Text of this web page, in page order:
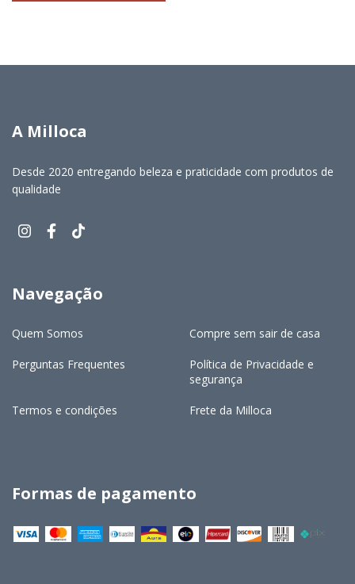
A Milloca
Desde 2020 entregando beleza e praticidade com produtos de
qualidade
Navegação
Quem Somos Compre sem sair de casa
Perguntas Frequentes
Política de Privacidade e
segurança
Termos e condições Frete da Milloca
Formas de pagamento